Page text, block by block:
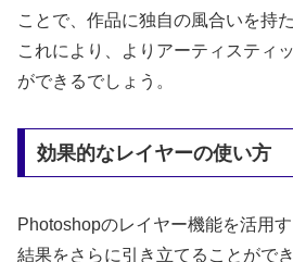
ことで、作品に独自の風合いを持
これにより、よりアーティスティ
ができるでしょう。
効果的なレイヤーの使い方
Photoshopのレイヤー機能を活用
結果をさらに引き立てることがで